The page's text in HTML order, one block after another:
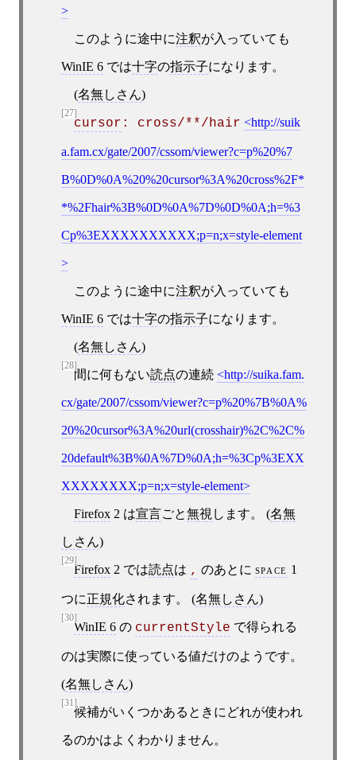
このように途中に注釈が入っていても
WinIE 6では十字の指示子になります。
(名無しさん)
[27]
cursor : cross/**/hair http://suik
a.fam.cx/gate/2007/cssom/viewer?c=p%20%7
B%0D%0A%20%20cursor%3A%20cross%2F*
*%2Fhair%3B%0D%0A%7D%0D%0A;h=%3
Cp%3EXXXXXXXXXX;p=n;x=style-element
このように途中に注釈が入っていても
WinIE 6では十字の指示子になります。
(名無しさん)
[28]
間に何もない読点の連続 http://suika.fam.
cx/gate/2007/cssom/viewer?c=p%20%7B%0A%
20%20cursor%3A%20url(crosshair)%2C%2C%
20default%3B%0A%7D%0A;h=%3Cp%3EXX
XXXXXXXX;p=n;x=style-element
Firefox2 は宣言ごと無視 します。 (名無
しさん)
[29]
Firefox2 では読点は , のあとに space 1
つに正規化されます。 (名無しさん)
[30]
WinIE 6の currentStyle で得られる
のは実際に使っている値だけのようです。
(名無しさん)
[31]
候補がいくつかあるときにどれが使われ
るのかはよくわかりません。